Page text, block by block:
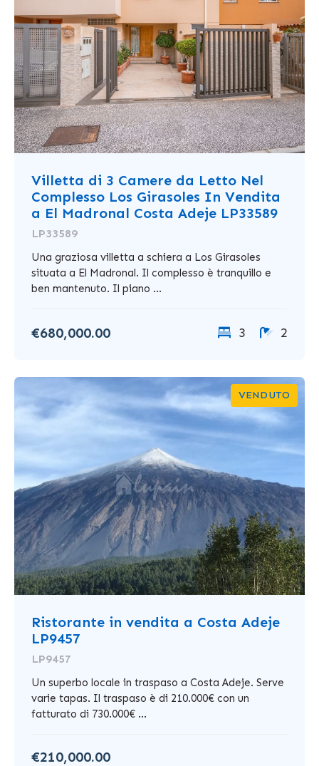
Villetta di 3 Camere da Letto Nel
Complesso Los Girasoles In Vendita
a El Madronal Costa Adeje LP33589
LP33589
Una graziosa villetta a schiera a Los Girasoles
situata a El Madronal. Il complesso è tranquillo e
ben mantenuto. Il piano ...
€680,000.00 3 2
VENDUTO
Ristorante in vendita a Costa Adeje
LP9457
LP9457
Un superbo locale in traspaso a Costa Adeje. Serve
varie tapas. Il traspaso è di 210.000€ con un
fatturato di 730.000€ ...
€210,000.00